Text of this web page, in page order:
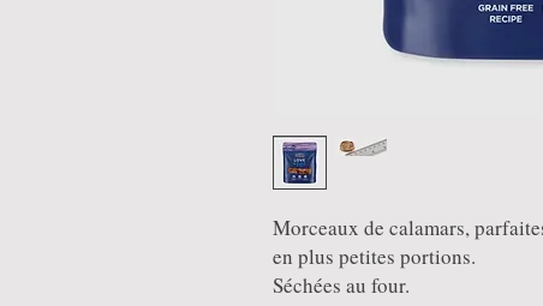
Morceaux de calamars,
en plus petites portions.
Séchées au four.